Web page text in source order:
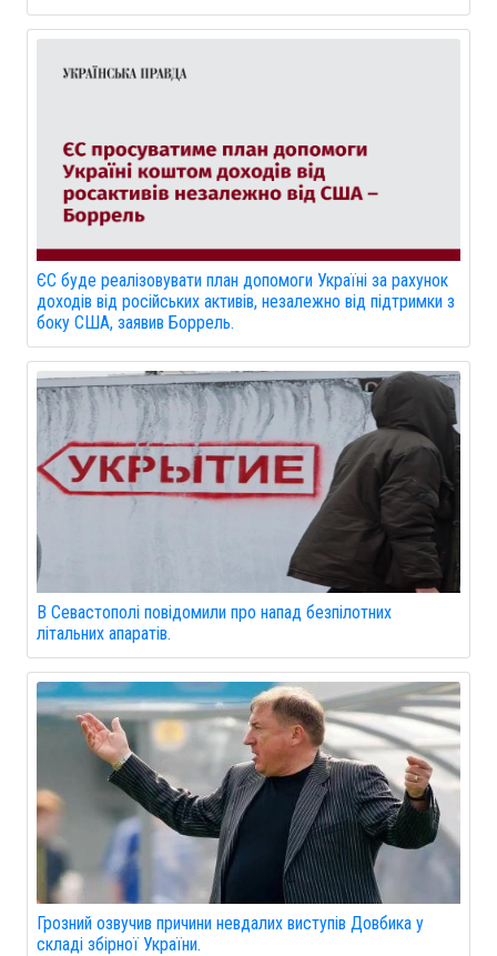
ЄС буде реалізовувати план допомоги Україні за рахунок
доходів від російських активів, незалежно від підтримки з
боку США, заявив Боррель.
В Севастополі повідомили про напад безпілотних
літальних апаратів.
Грозний озвучив причини невдалих виступів Довбика у
складі збірної України.